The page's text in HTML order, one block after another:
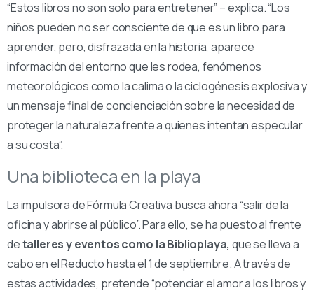
“Estos libros no son solo para entretener” – explica. “Los
niños pueden no ser consciente de que es un libro para
aprender, pero, disfrazada en la historia, aparece
información del entorno que les rodea, fenómenos
meteorológicos como la calima o la ciclogénesis explosiva y
un mensaje final de concienciación sobre la necesidad de
proteger la naturaleza frente a quienes intentan especular
a su costa”.
Una biblioteca en la playa
La impulsora de Fórmula Creativa busca ahora “salir de la
oficina y abrirse al público”. Para ello, se ha puesto al frente
detalleres y eventos como la Biblioplaya, que se lleva a
cabo en el Reducto hasta el 1 de septiembre. A través de
estas actividades, pretende “potenciar el amor a los libros y